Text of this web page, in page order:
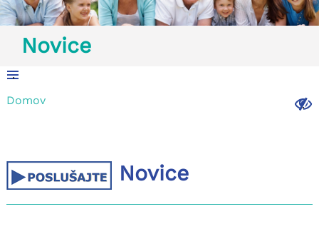
Novice
.
.
Domov
Novice